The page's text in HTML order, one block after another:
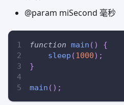
@param miSecond 毫秒
function main ( )
{
sleep (1000) ;
}
main ( ) ;